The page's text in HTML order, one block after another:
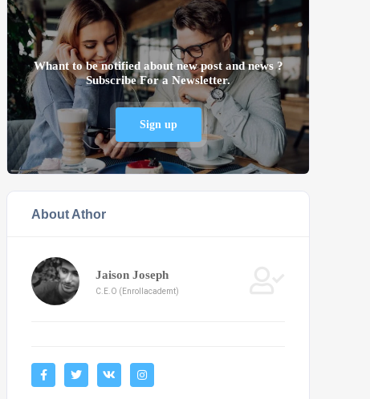
Whant to be notified about new post and news ?
Subscribe For a Newsletter.
Sign up
About Athor
Jaison Joseph
C.E.O (Enrollacademt)